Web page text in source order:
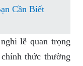
Cần Biết
lễ quan trọng
thức thường